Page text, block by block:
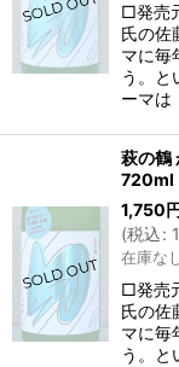
□発売
氏の佐
マに毎
う。と
ーマは
萩の鶴
720ml
1,750
(税込:
在庫な
□発売
氏の佐
マに毎
う。と